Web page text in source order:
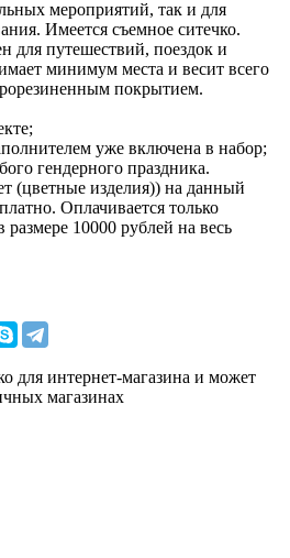
мероприятий, так и для
Имеется съемное ситечко.
для путешествий, поездок и
минимум места и весит всего
покрытием.
уже включена в набор;
гендерного праздника.
(цветные изделия)) на данный
Оплачивается только
размере 10000 рублей на весь
для интернет-магазина и может
магазинах